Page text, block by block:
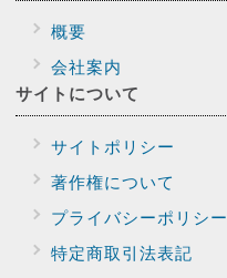
概要
会社案内
サイトについて
サイトポリシー
著作権について
プライバシーポリシー
特定商取引法表記